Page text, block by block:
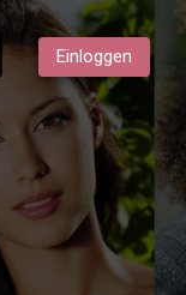
Einloggen